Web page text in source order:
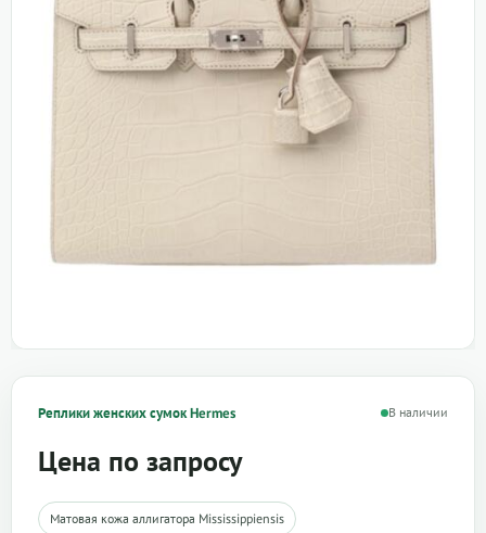
Реплики женских сумок Hermes В наличии
Цена по запросу
Матовая кожа аллигатора Mississippiensis